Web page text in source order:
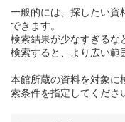
一般的には、探したい資
できます。
検索結果が少なすぎるな
検索すると、より広い範
本館所蔵の資料を対象に
索条件を指定してくださ